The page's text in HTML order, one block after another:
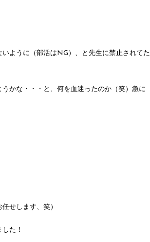
ように（部活はNG）、と先生に禁止されてた
かな・・・と、何を血迷ったのか（笑）急に
せします、笑）
た！